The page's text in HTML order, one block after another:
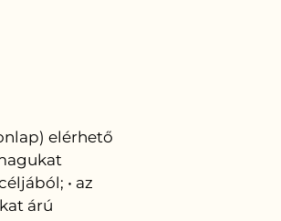
elérhető
• az
árú